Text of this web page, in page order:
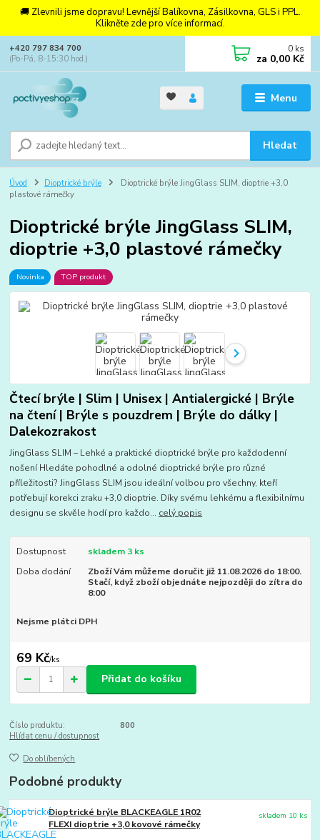
🚚 Zlevnili jsme dopravu! Levnější Balíkovna, Zásilkovna, GLS i PPL.
Klikněte zde pro více informací.
Menu
Hledat
+420 797 834 700
(Po-Pá, 8-15:30 hod.)
0 ks
za 0,00 Kč
Úvod Dioptrické brýle
Dioptrické brýle JingGlass SLIM, dioptrie +3,0
plastové rámečky
Dioptrické brýle JingGlass SLIM,
dioptrie +3,0 plastové rámečky
Novinka TOP produkt
Čtecí brýle | Slim | Unisex | Antialergické | Brýle
na čtení | Brýle s pouzdrem | Brýle do dálky |
Dalekozrakost
JingGlass SLIM – Lehké a praktické dioptrické brýle pro každodenní
nošení Hledáte pohodlné a odolné dioptrické brýle pro různé
příležitosti? JingGlass SLIM jsou ideální volbou pro všechny, kteří
potřebují korekci zraku +3,0 dioptrie. Díky svému lehkému a flexibilnímu
designu se skvěle hodí pro každo... celý popis
Dostupnost
skladem 3 ks
Doba dodání
Zboží Vám můžeme doručit již 11.08.2026 do 18:00.
Stačí, když zboží objednáte nejpozději do zítra do
8:00
Nejsme plátci DPH
69 Kč/ks
Přidat do košíku
Číslo produktu:
800
Hlídat cenu / dostupnost
Do oblíbených
Podobné produkty
Dioptrické brýle BLACKEAGLE 1R02
FLEXI dioptrie +3,0 kovové rámečky
skladem 10 ks